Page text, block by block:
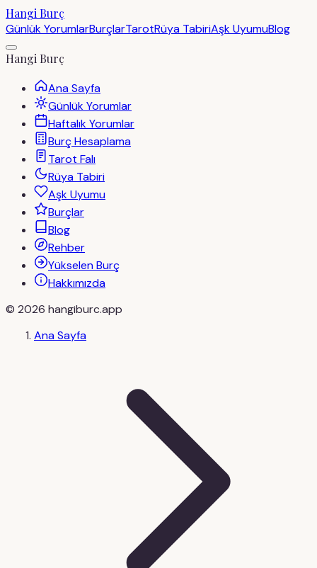
Hangi Burç
Günlük YorumlarBurçlarTarotRüya TabiriAşk UyumuBlog
Hangi Burç
Ana Sayfa
Günlük Yorumlar
Haftalık Yorumlar
Burç Hesaplama
Tarot Falı
Rüya Tabiri
Aşk Uyumu
Burçlar
Blog
Rehber
Yükselen Burç
Hakkımızda
© 2026 hangiburc.app
Ana Sayfa